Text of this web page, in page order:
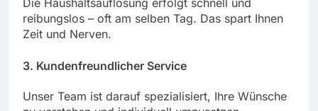
Die Haushaltsauflösung erfolgt schnell und
reibungslos – oft am selben Tag. Das spart Ihnen
Zeit und Nerven.
3. Kundenfreundlicher Service
Unser Team ist darauf spezialisiert, Ihre Wünsche